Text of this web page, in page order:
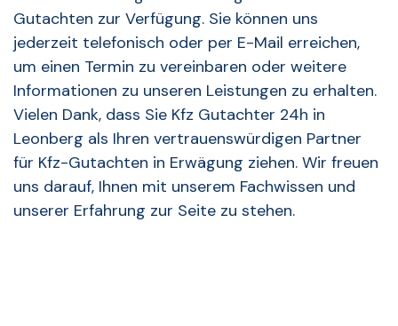
Gutachten zur Verfügung. Sie können uns
jederzeit telefonisch oder per E-Mail erreichen,
um einen Termin zu vereinbaren oder weitere
Informationen zu unseren Leistungen zu erhalten.
Vielen Dank, dass Sie Kfz Gutachter 24h in
Leonberg als Ihren vertrauenswürdigen Partner
für Kfz-Gutachten in Erwägung ziehen. Wir freuen
uns darauf, Ihnen mit unserem Fachwissen und
unserer Erfahrung zur Seite zu stehen.